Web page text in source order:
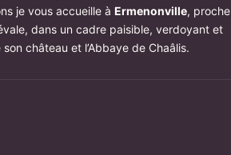
je vous accueille à Ermenonville, proche
dans un cadre paisible, verdoyant et
château et l’Abbaye de Chaâlis.